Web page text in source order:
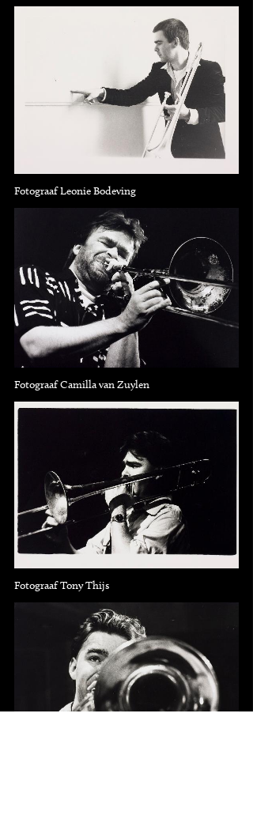
Fotograaf Leonie Bodeving
Fotograaf Camilla van Zuylen
Fotograaf Tony Thijs